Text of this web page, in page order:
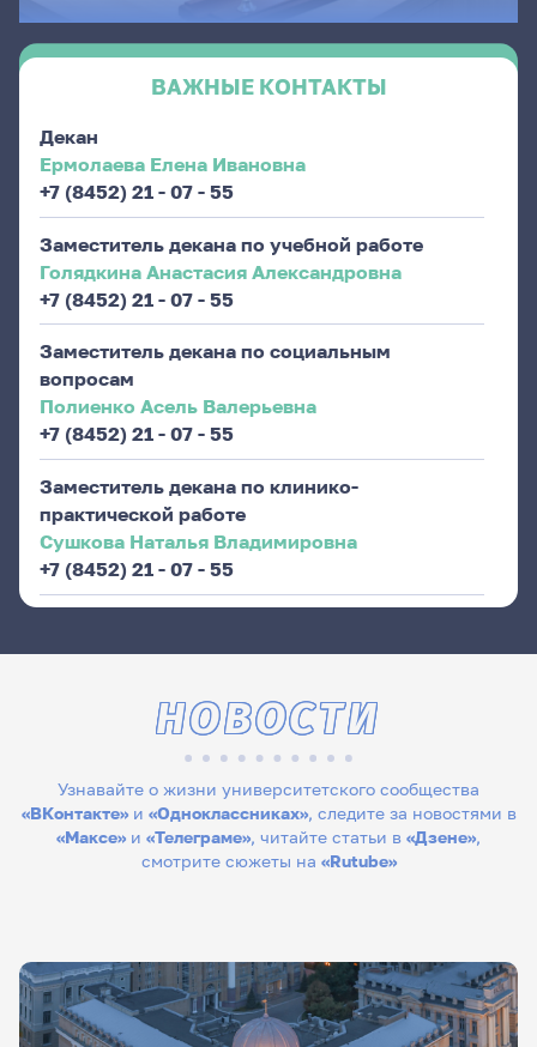
ВАЖНЫЕ КОНТАКТЫ
Декан
Ермолаева Елена Ивановна
+7 (8452) 21 - 07 - 55
Заместитель декана по учебной работе
Голядкина Анастасия Александровна
+7 (8452) 21 - 07 - 55
Заместитель декана по социальным
вопросам
Полиенко Асель Валерьевна
+7 (8452) 21 - 07 - 55
Заместитель декана по клинико-
практической работе
Сушкова Наталья Владимировна
+7 (8452) 21 - 07 - 55
Узнавайте о жизни университетского сообщества
«ВКонтакте»и «Одноклассниках», следите за новостями в
«Максе» и «Телеграме», читайте статьи в «Дзене»,
смотрите сюжеты на «Rutube»
НОВОСТИ